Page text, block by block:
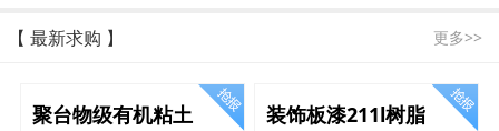
【 最新求购 】 更多>>
聚台物级有机粘土 装饰板漆211l树脂